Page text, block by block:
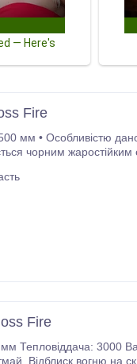
Fire
чорним
Fire